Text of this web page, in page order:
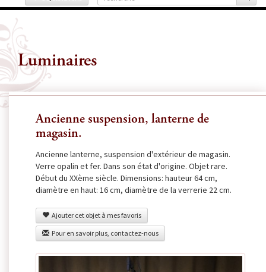
Luminaires
Ancienne suspension, lanterne de
magasin.
Ancienne lanterne, suspension d'extérieur de magasin.
Verre opalin et fer. Dans son état d'origine. Objet rare.
Début du XXème siècle. Dimensions: hauteur 64 cm,
diamètre en haut: 16 cm, diamètre de la verrerie 22 cm.
Ajouter cet objet à mes favoris
Pour en savoir plus, contactez-nous